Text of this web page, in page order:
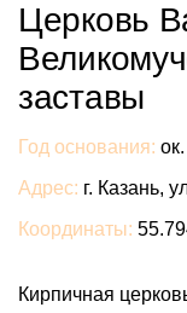
Церковь
заставы
Год основания:
Адрес: г. Казань,
Координаты:
Кирпичная